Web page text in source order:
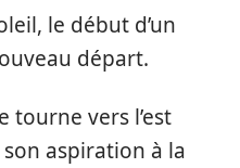
le début d’un
départ.
tourne vers l’est
aspiration à la